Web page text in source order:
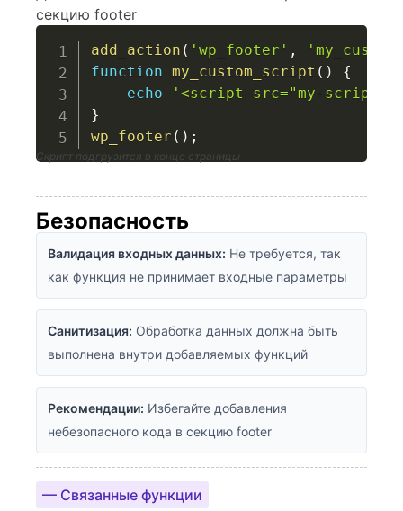
секцию footer
add_action ( 'wp_footer' ,
function my_custom_script ( )
{
echo
'<script src="my-
}
wp_footer ( ) ;
Скрипт подгрузится в конце страницы
Безопасность
Валидация входных данных: Не требуется, так
как функция не принимает входные параметры
Санитизация: Обработка данных должна быть
выполнена внутри добавляемых функций
Рекомендации: Избегайте добавления
небезопасного кода в секцию footer
— Связанные функции